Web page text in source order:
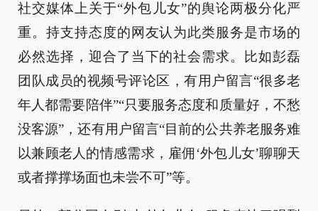
社交媒体上关于“外包儿女”的舆论两极分化严
重。持支持态度的网友认为此类服务是市场的
必然选择，迎合了当下的社会需求。比如彭磊
团队成员的视频号评论区，有用户留言“很多老
年人都需要陪伴”“只要服务态度和质量好，不愁
没客源”，还有用户留言“目前的公共养老服务难
以兼顾老人的情感需求，雇佣‘外包儿女’聊聊天
或者撑撑场面也未尝不可”等。